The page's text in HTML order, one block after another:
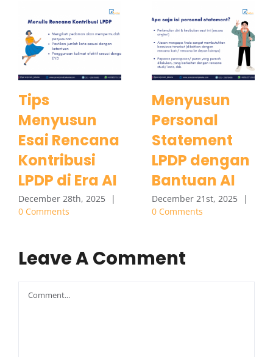
Tips
Menyusun
Esai Rencana
Kontribusi
LPDP di Era AI
December 28th, 2025
|
0 Comments
Menyusun
Personal
Statement
LPDP dengan
Bantuan AI
December 21st, 2025
|
0 Comments
Leave A Comment
Comment